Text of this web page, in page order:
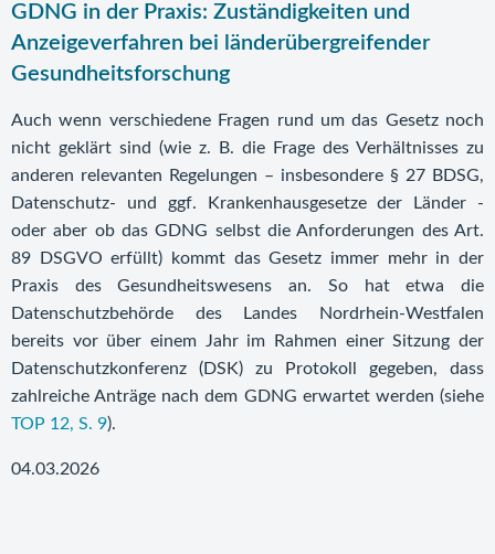
GDNG in der Praxis: Zuständigkeiten und
Anzeigeverfahren bei länderübergreifender
Gesundheitsforschung
Auch wenn verschiedene Fragen rund um das Gesetz noch
nicht geklärt sind (wie z. B. die Frage des Verhältnisses zu
anderen relevanten Regelungen – insbesondere § 27 BDSG,
Datenschutz- und ggf. Krankenhausgesetze der Länder -
oder aber ob das GDNG selbst die Anforderungen des Art.
89 DSGVO erfüllt) kommt das Gesetz immer mehr in der
Praxis des Gesundheitswesens an. So hat etwa die
Datenschutzbehörde des Landes Nordrhein-Westfalen
bereits vor über einem Jahr im Rahmen einer Sitzung der
Datenschutzkonferenz (DSK) zu Protokoll gegeben, dass
zahlreiche Anträge nach dem GDNG erwartet werden (siehe
TOP 12, S. 9).
04.03.2026